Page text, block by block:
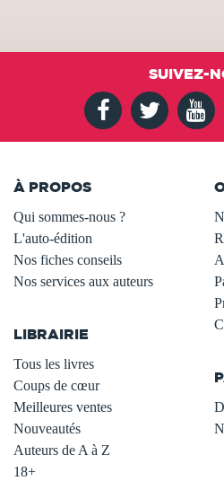
SUIVEZ-
À PROPOS
Qui sommes-nous ?
L'auto-édition
Nos fiches conseils
Nos services aux auteurs
LIBRAIRIE
Tous les livres
Coups de cœur
Meilleures ventes
Nouveautés
Auteurs de A à Z
18+